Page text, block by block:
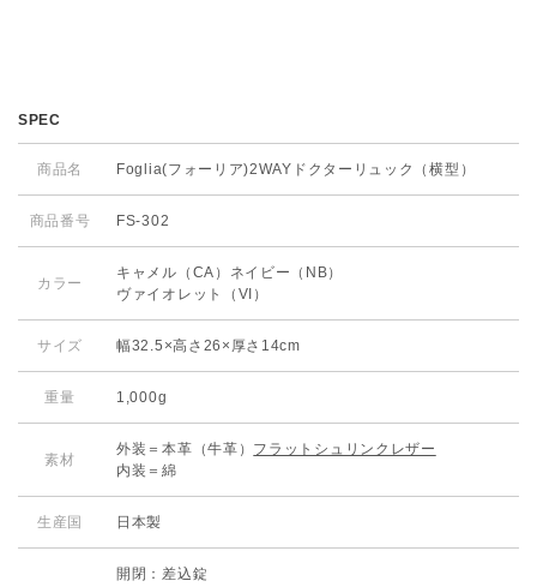
SPEC
商品名 Foglia(フォーリア)2WAYドクターリュック（横型）
商品番号 FS-302
カラー
キャメル（CA）ネイビー（NB）
ヴァイオレット（VI）
サイズ 幅32.5×高さ26×厚さ14cm
重量 1,000g
素材
外装＝本革（牛革） フラットシュリンクレザー
内装＝綿
生産国 日本製
開閉：差込錠